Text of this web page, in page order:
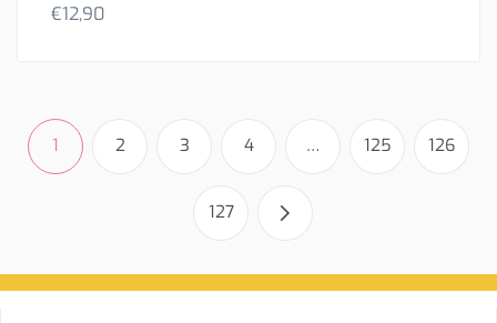
€12,90
1 2 3 4 … 125 126
127